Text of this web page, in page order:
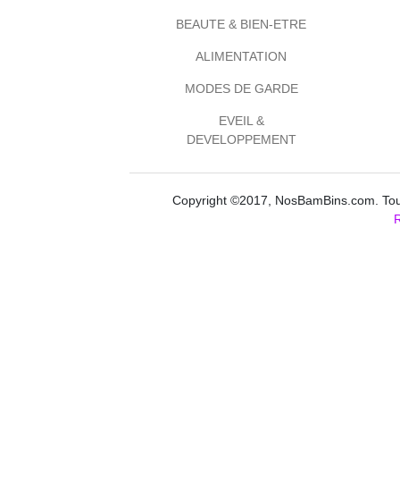
BEAUTE & BIEN-ETRE
ALIMENTATION
MODES DE GARDE
EVEIL &
DEVELOPPEMENT
Copyright ©2017, NosBamBins.com.